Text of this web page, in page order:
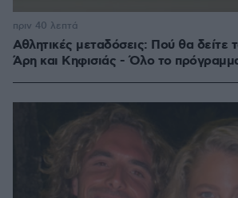
Αθλητικές μεταδόσεις: Πού θα δείτε
Άρη και Κηφισιάς - Όλο το
πριν 40 λεπτά